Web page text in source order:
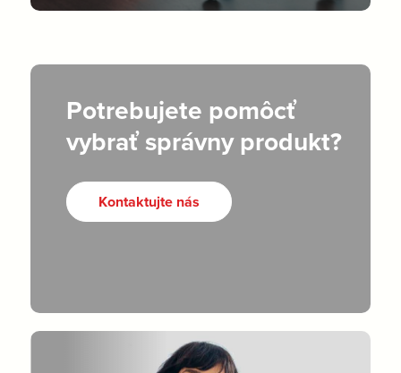
Potrebujete pomôcť
vybrať správny produkt?
Kontaktujte nás